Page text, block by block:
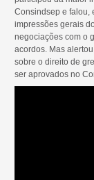
Consindsep e falou,
impressões gerais
negociações com o
acordos. Mas
sobre o direito de
ser aprovados no